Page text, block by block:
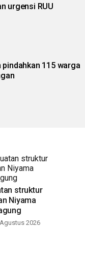
urgensi RUU
pindahkan 115 warga